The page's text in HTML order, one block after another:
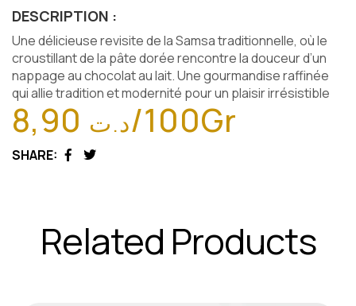
DESCRIPTION :
Une délicieuse revisite de la Samsa traditionnelle, où le
croustillant de la pâte dorée rencontre la douceur d’un
nappage au chocolat au lait. Une gourmandise raffinée
qui allie tradition et modernité pour un plaisir irrésistible
د.ت/100Gr
SHARE:
Facebook
Twitter
Related Products